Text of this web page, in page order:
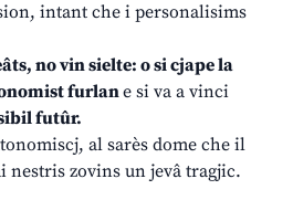
intant che i personalisims
no vin sielte: o si cjape la
furlane si va a vinci
futûr.
al sarès dome che il
nestris zovins un jevâ tragjic.